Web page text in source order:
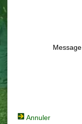
Message
Annuler